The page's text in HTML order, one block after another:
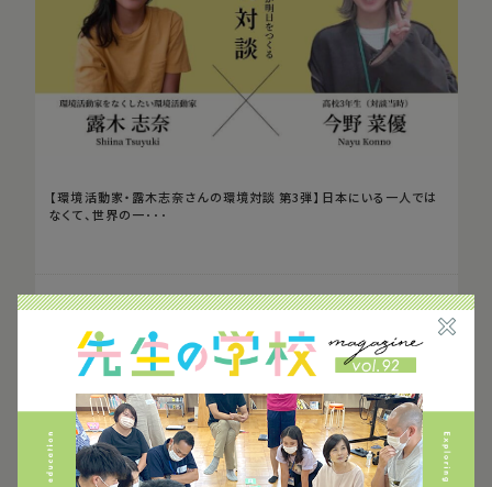
【環境活動家・露木志奈さんの環境対談 第3弾】日本にいる一人では
なくて、世界の一･･･
2021.07.06